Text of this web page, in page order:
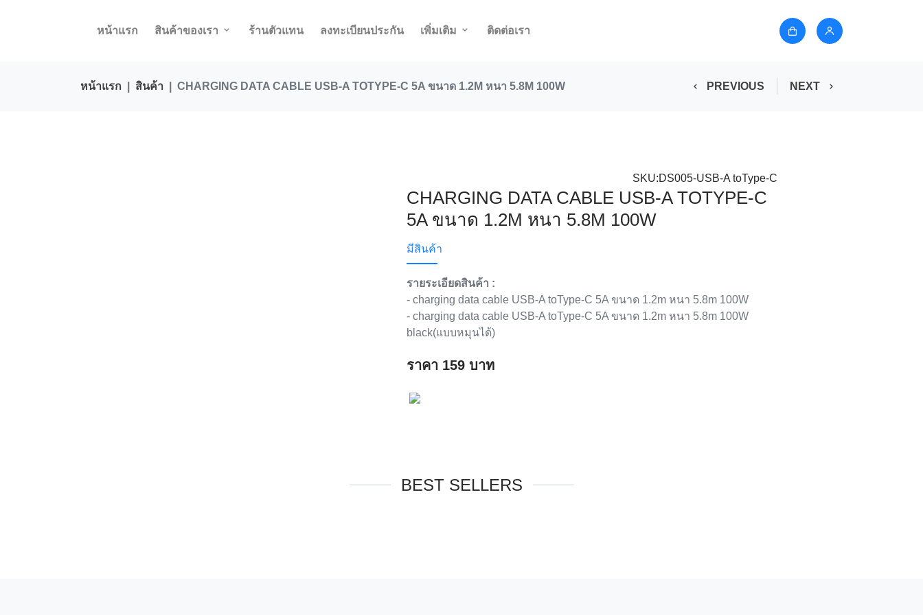
หน้าแรก สินค้าของเรา ร้านตัวแทน ลงทะเบียนประกัน เพิ่มเติม ติดต่อเรา
หน้าแรก สินค้า CHARGING DATA CABLE USB-A TOTYPE-C 5A ขนาด 1.2M หนา 5.8M 100W PREVIOUS NEXT
SKU:DS005-USB-A toType-C
CHARGING DATA CABLE USB-A TOTYPE-C
5A ขนาด 1.2M หนา 5.8M 100W
มีสินค้า
รายระเอียดสินค้า :
- charging data cable USB-A toType-C 5A ขนาด 1.2m หนา 5.8m 100W
- charging data cable USB-A toType-C 5A ขนาด 1.2m หนา 5.8m 100W
black(แบบหมุนได้)
ราคา 159 บาท
BEST SELLERS